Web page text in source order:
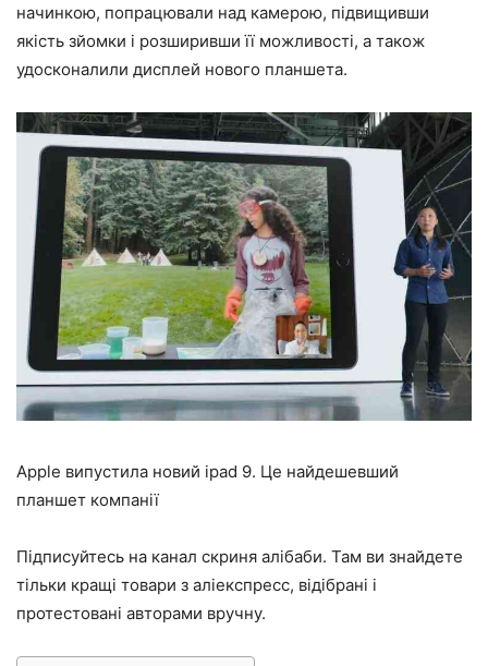
начинкою, попрацювали над камерою, підвищивши
якість зйомки і розширивши її можливості, а також
удосконалили дисплей нового планшета.
Apple випустила новий ipad 9. Це найдешевший
планшет компанії
Підписуйтесь на канал скриня алібаби. Там ви знайдете
тільки кращі товари з аліекспресс, відібрані і
протестовані авторами вручну.